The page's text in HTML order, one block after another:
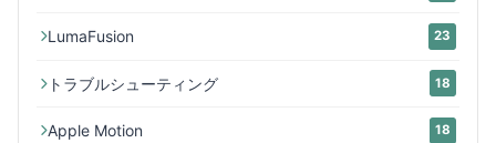
LumaFusion 23
トラブルシューティング 18
Apple Motion 18